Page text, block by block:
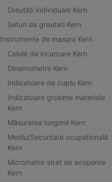
Greutăți individuale Kern
Seturi de greutati Kern
Instrumente de masura Kern
Celule de incarcare Kern
Dinamometre Kern
Indicatoare de cuplu Kern
Indicatoare grosime materiale
Kern
Măsurarea lungimii Kern
Mediu/Securitate ocupațională
Kern
Micrometre strat de acoperire
Kern